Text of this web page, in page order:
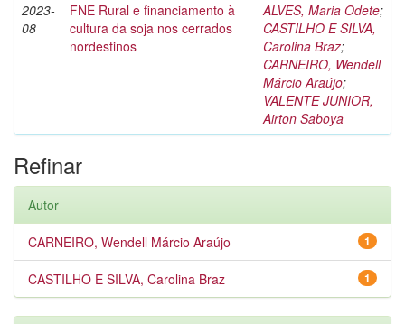
2023-
08
FNE Rural e financiamento à
cultura da soja nos cerrados
nordestinos
ALVES, Maria Odete;
CASTILHO E SILVA,
Carolina Braz;
CARNEIRO, Wendell
Márcio Araújo;
VALENTE JUNIOR,
Airton Saboya
Refinar
Autor
1
CARNEIRO, Wendell Márcio Araújo
1
CASTILHO E SILVA, Carolina Braz